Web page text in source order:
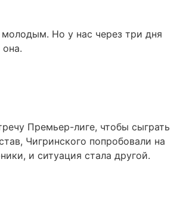
Но у нас через три дня
Премьер-лиге, чтобы сыграть
Чигринского попробовали на
и ситуация стала другой.